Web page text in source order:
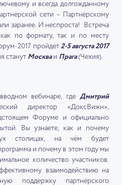
и всегда долгожданному
сети – Партнёрскому
заранее. И неспроста! Встреча
по формату, так и по месту
2017 пройдёт 2-5 августа 2017
станут Москваи Прага(Чехия).
вебинаре, где Дмитрий
директор «ДоксВижн»,
Форуме и официально
Вы узнаете, как и почему
столицах, на чём будет
и почему в этом году мы
количество участников.
взаимодействию на
поддержку партнёрского